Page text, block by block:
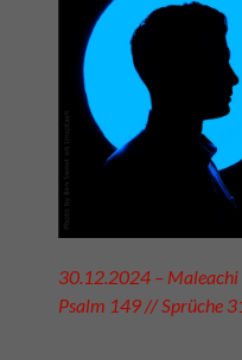
30.12.2024 –
Psalm 149 // Sprüche